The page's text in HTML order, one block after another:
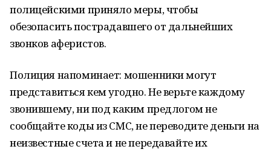
полицейскими приняло меры, чтобы
обезопасить пострадавшего от дальнейших
звонков аферистов.
Полиция напоминает: мошенники могут
представиться кем угодно. Не верьте каждому
звонившему, ни под каким предлогом не
сообщайте коды из СМС, не переводите деньги на
неизвестные счета и не передавайте их